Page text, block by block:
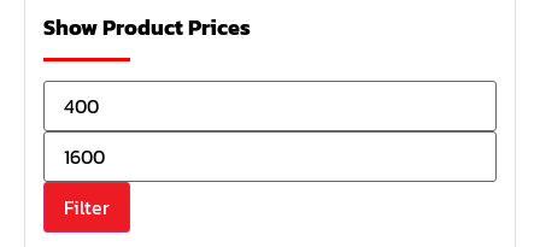
หน้าแปลนเหล็กคอสูง
หน้าแปลนเชื่อมเหล็กสลิปออน
หน้าแปลนเชื่อมเหล็กบอด
หน้าแปลนเชื่อมบอด SUS304 JEF 300P RF
หน้าแปลนเชื่อมบอด SUS304 JEF PN40 RF
หน้าแปลนเชื่อมบอด SUS304 JEF PN16 RF
Show Product Prices
Filter